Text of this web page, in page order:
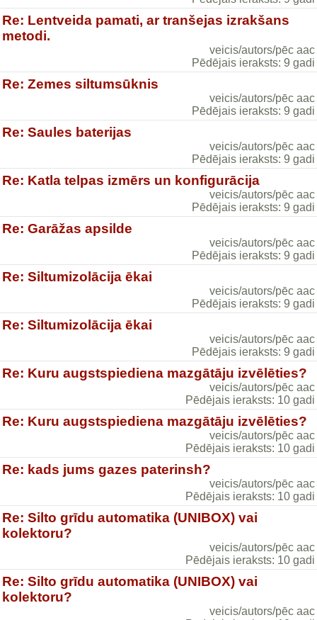
Re: Lentveida pamati, ar tranšejas izrakšans
metodi.
veicis/autors/pēc aac
Pēdējais ieraksts: 9 gadi
Re: Zemes siltumsūknis
veicis/autors/pēc aac
Pēdējais ieraksts: 9 gadi
Re: Saules baterijas
veicis/autors/pēc aac
Pēdējais ieraksts: 9 gadi
Re: Katla telpas izmērs un konfigurācija
veicis/autors/pēc aac
Pēdējais ieraksts: 9 gadi
Re: Garāžas apsilde
veicis/autors/pēc aac
Pēdējais ieraksts: 9 gadi
Re: Siltumizolācija ēkai
veicis/autors/pēc aac
Pēdējais ieraksts: 9 gadi
Re: Siltumizolācija ēkai
veicis/autors/pēc aac
Pēdējais ieraksts: 9 gadi
Re: Kuru augstspiediena mazgātāju izvēlēties?
veicis/autors/pēc aac
Pēdējais ieraksts: 10 gadi
Re: Kuru augstspiediena mazgātāju izvēlēties?
veicis/autors/pēc aac
Pēdējais ieraksts: 10 gadi
Re: kads jums gazes paterinsh?
veicis/autors/pēc aac
Pēdējais ieraksts: 10 gadi
Re: Silto grīdu automatika (UNIBOX) vai
kolektoru?
veicis/autors/pēc aac
Pēdējais ieraksts: 10 gadi
Re: Silto grīdu automatika (UNIBOX) vai
kolektoru?
veicis/autors/pēc aac